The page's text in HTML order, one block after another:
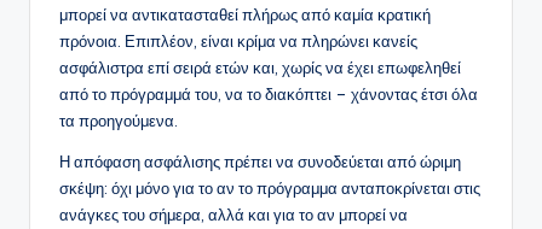
μπορεί να αντικατασταθεί πλήρως από καμία κρατική
πρόνοια. Επιπλέον, είναι κρίμα να πληρώνει κανείς
ασφάλιστρα επί σειρά ετών και, χωρίς να έχει επωφεληθεί
από το πρόγραμμά του, να το διακόπτει – χάνοντας έτσι όλα
τα προηγούμενα.
Η απόφαση ασφάλισης πρέπει να συνοδεύεται από ώριμη
σκέψη: όχι μόνο για το αν το πρόγραμμα ανταποκρίνεται στις
ανάγκες του σήμερα, αλλά και για το αν μπορεί να